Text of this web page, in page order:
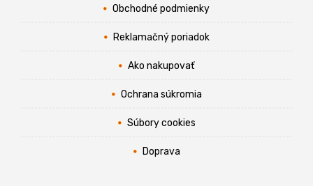
Obchodné podmienky
Reklamačný poriadok
Ako nakupovať
Ochrana súkromia
Súbory cookies
Doprava